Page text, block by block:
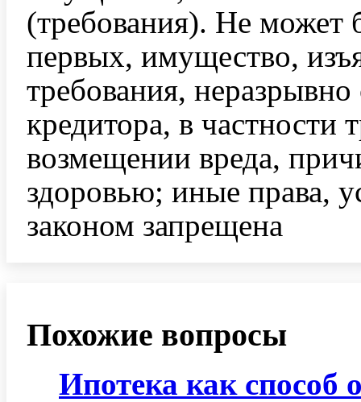
(требования). Не может
первых, имущество,
требования,
кредитора, в частности
возмещении вреда,
здоровью; иные права,
законом запрещена
Похожие вопросы
Ипотека как способ